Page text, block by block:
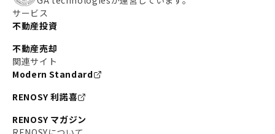
サービス
不動産投資
不動産売却
関連サイト
Modern Standard
RENOSY 利諾喜
RENOSY マガジン